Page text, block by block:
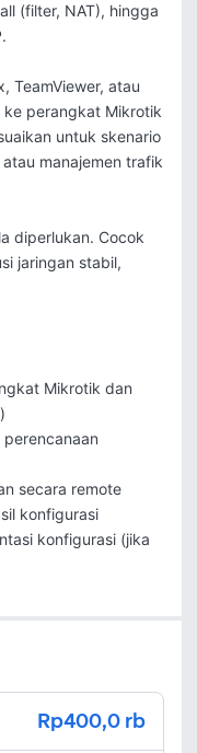
(filter, NAT), hingga
TeamViewer, atau
ke perangkat Mikrotik
untuk skenario
manajemen trafik
diperlukan. Cocok
jaringan stabil,
Mikrotik dan
secara remote
konfigurasi
konfigurasi (jika
Rp400,0 rb